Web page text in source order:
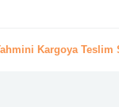
Kargoya Teslim